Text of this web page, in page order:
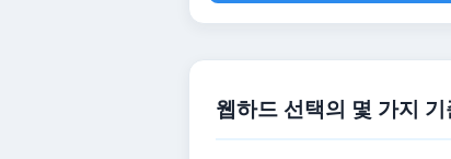
웹하드 선택의 몇 가지 기